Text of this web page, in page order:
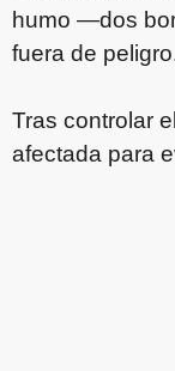
humo —dos
fuera de
Tras controlar
afectada para